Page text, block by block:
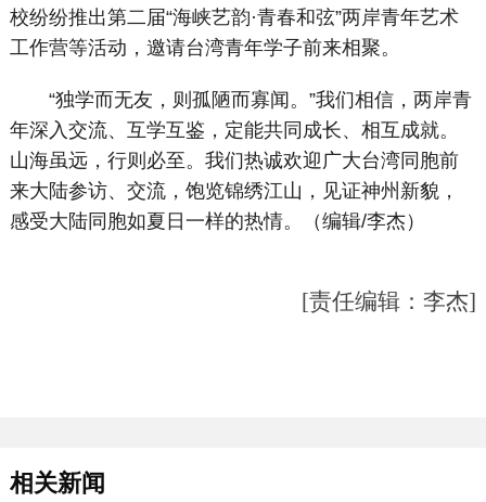
校纷纷推出第二届“海峡艺韵·青春和弦”两岸青年艺术
工作营等活动，邀请台湾青年学子前来相聚。
“独学而无友，则孤陋而寡闻。”我们相信，两岸青
年深入交流、互学互鉴，定能共同成长、相互成就。
山海虽远，行则必至。我们热诚欢迎广大台湾同胞前
来大陆参访、交流，饱览锦绣江山，见证神州新貌，
感受大陆同胞如夏日一样的热情。（编辑/李杰）
[责任编辑：李杰]
相关新闻